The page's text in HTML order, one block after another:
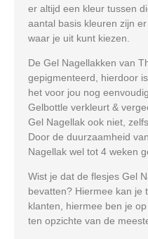
er altijd een kleur tussen
aantal basis kleuren zijn
waar je uit kunt kiezen.
De Gel Nagellakken van
gepigmenteerd, hierdoor
het voor jou nog
Gelbottle verkleurt &
Gel Nagellak ook niet,
Door de duurzaamheid
Nagellak wel tot 4 weken
Wist je dat de flesjes Gel
bevatten? Hiermee kan je
klanten, hiermee ben je
ten opzichte van de